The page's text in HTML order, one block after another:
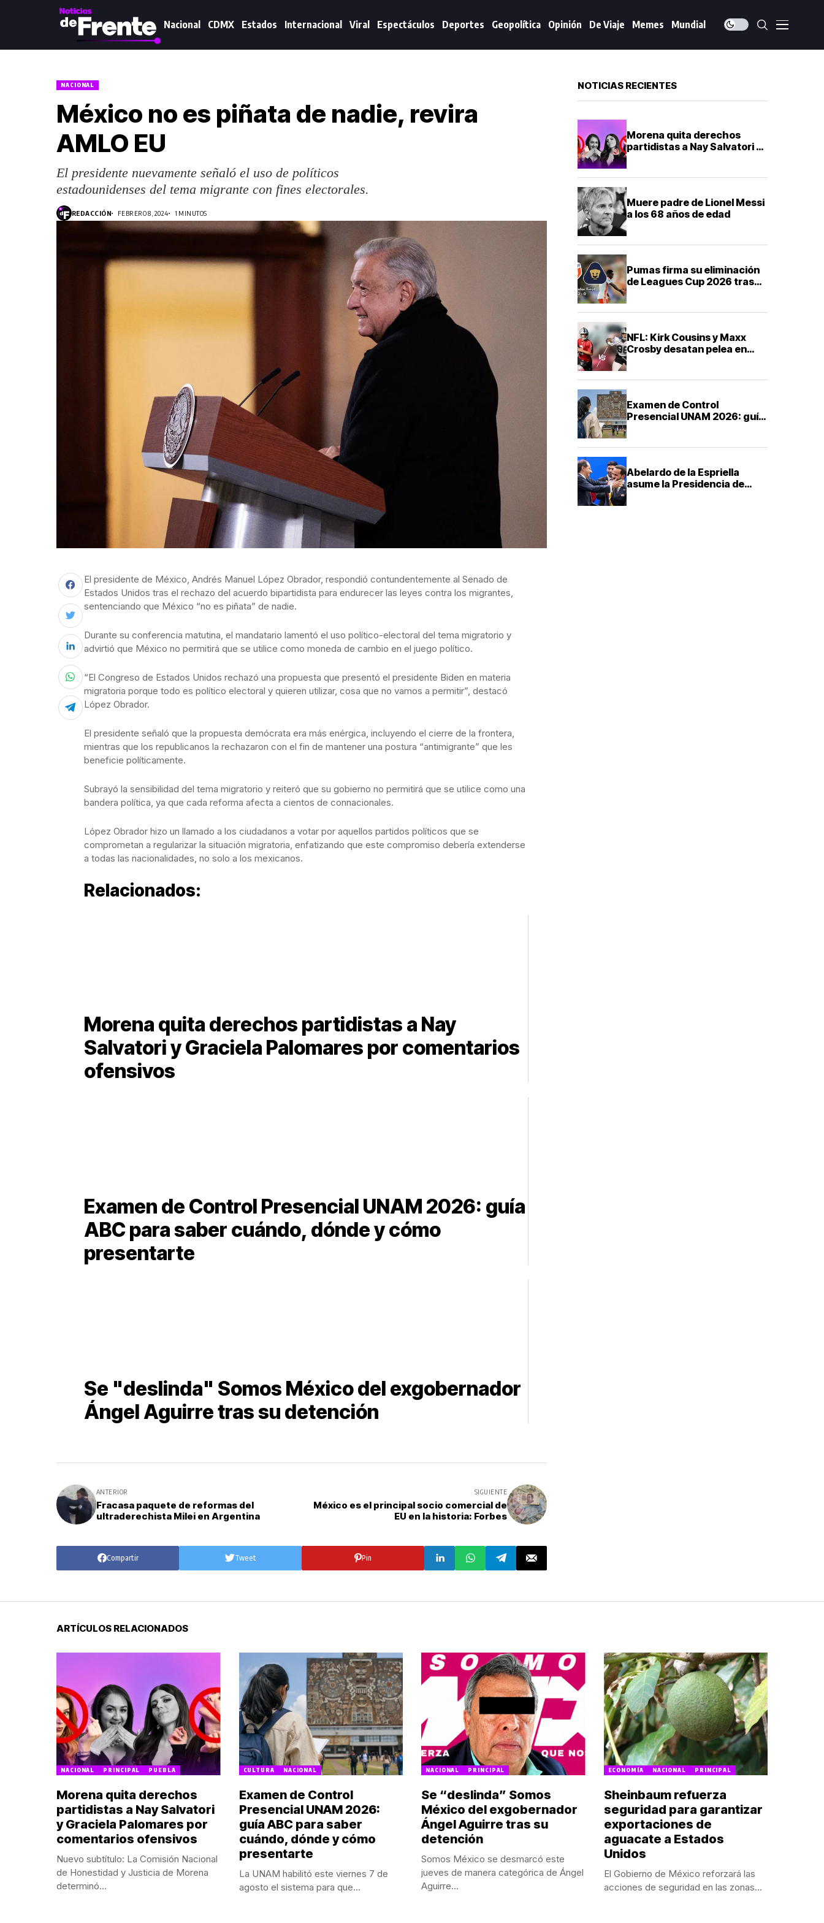
Nacional CDMX Estados Internacional Viral Espectáculos Deportes Geopolítica Opinión De Viaje Memes Mundial
NACIONAL
México no es piñata de nadie, revira
AMLO EU
El presidente nuevamente señaló el uso de políticos
estadounidenses del tema migrante con fines electorales.
REDACCIÓN FEBRERO 8, 2024 1 MINUTOS
El presidente de México, Andrés Manuel López Obrador, respondió contundentemente al Senado de
Estados Unidos tras el rechazo del acuerdo bipartidista para endurecer las leyes contra los migrantes,
sentenciando que México “no es piñata” de nadie.
Durante su conferencia matutina, el mandatario lamentó el uso político-electoral del tema migratorio y
advirtió que México no permitirá que se utilice como moneda de cambio en el juego político.
“El Congreso de Estados Unidos rechazó una propuesta que presentó el presidente Biden en materia
migratoria porque todo es político electoral y quieren utilizar, cosa que no vamos a permitir”, destacó
López Obrador.
El presidente señaló que la propuesta demócrata era más enérgica, incluyendo el cierre de la frontera,
mientras que los republicanos la rechazaron con el fin de mantener una postura “antimigrante” que les
beneficie políticamente.
Subrayó la sensibilidad del tema migratorio y reiteró que su gobierno no permitirá que se utilice como una
bandera política, ya que cada reforma afecta a cientos de connacionales.
López Obrador hizo un llamado a los ciudadanos a votar por aquellos partidos políticos que se
comprometan a regularizar la situación migratoria, enfatizando que este compromiso debería extenderse
a todas las nacionalidades, no solo a los mexicanos.
Relacionados:
Morena quita derechos partidistas a Nay
Salvatori y Graciela Palomares por comentarios
ofensivos
Examen de Control Presencial UNAM 2026: guía
ABC para saber cuándo, dónde y cómo
presentarte
Se "deslinda" Somos México del exgobernador
Ángel Aguirre tras su detención
ANTERIOR
Fracasa paquete de reformas del
ultraderechista Milei en Argentina
SIGUIENTE
México es el principal socio comercial de
EU en la historia: Forbes
Compartir Tweet Pin
NOTICIAS RECIENTES
Morena quita derechos
partidistas a Nay Salvatori y
Muere padre de Lionel Messi
a los 68 años de edad
Pumas firma su eliminación
de Leagues Cup 2026 tras
NFL: Kirk Cousins y Maxx
Crosby desatan pelea en
Examen de Control
Presencial UNAM 2026: guía
Abelardo de la Espriella
asume la Presidencia de
ARTÍCULOS RELACIONADOS
NACIONAL PRINCIPAL PUEBLA
Morena quita derechos
partidistas a Nay Salvatori
y Graciela Palomares por
comentarios ofensivos
Nuevo subtítulo: La Comisión Nacional
de Honestidad y Justicia de Morena
determinó...
CULTURA NACIONAL
Examen de Control
Presencial UNAM 2026:
guía ABC para saber
cuándo, dónde y cómo
presentarte
La UNAM habilitó este viernes 7 de
agosto el sistema para que...
NACIONAL PRINCIPAL
Se “deslinda” Somos
México del exgobernador
Ángel Aguirre tras su
detención
Somos México se desmarcó este
jueves de manera categórica de Ángel
Aguirre...
ECONOMÍA NACIONAL PRINCIPAL
Sheinbaum refuerza
seguridad para garantizar
exportaciones de
aguacate a Estados
Unidos
El Gobierno de México reforzará las
acciones de seguridad en las zonas...